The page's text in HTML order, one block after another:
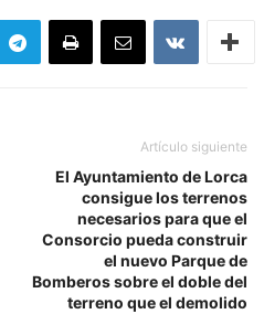
Artículo siguiente
El Ayuntamiento de Lorca
consigue los terrenos
necesarios para que el
Consorcio pueda construir
el nuevo Parque de
Bomberos sobre el doble del
terreno que el demolido